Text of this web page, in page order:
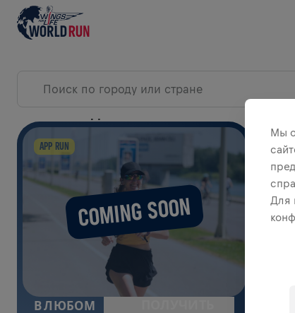
COMING SOON
APP RUN
В ЛЮБОМ
Мы
Для